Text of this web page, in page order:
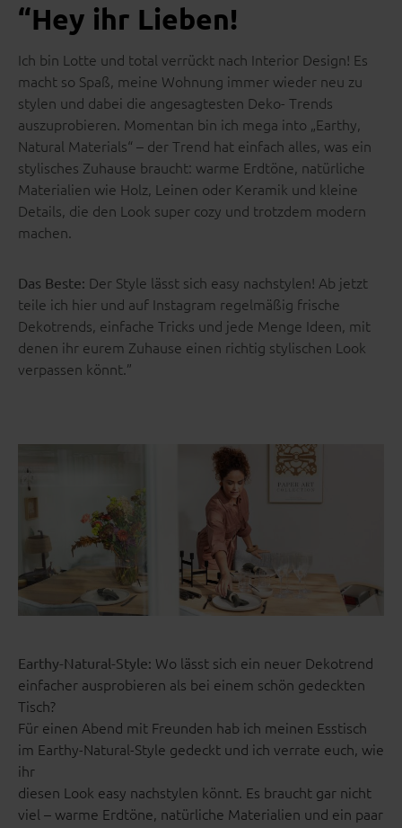
“Hey ihr Lieben!
Ich bin Lotte und total verrückt nach Interior Design! Es
macht so Spaß, meine Wohnung immer wieder neu zu
stylen und dabei die angesagtesten Deko- Trends
auszuprobieren. Momentan bin ich mega into „Earthy,
Natural Materials“ – der Trend hat einfach alles, was ein
stylisches Zuhause braucht: warme Erdtöne, natürliche
Materialien wie Holz, Leinen oder Keramik und kleine
Details, die den Look super cozy und trotzdem modern
machen.
Das Beste: Der Style lässt sich easy nachstylen! Ab jetzt
teile ich hier und auf Instagram regelmäßig frische
Dekotrends, einfache Tricks und jede Menge Ideen, mit
denen ihr eurem Zuhause einen richtig stylischen Look
verpassen könnt.”
Earthy-Natural-Style: Wo lässt sich ein neuer Dekotrend
einfacher ausprobieren als bei einem schön gedeckten
Tisch?
Für einen Abend mit Freunden hab ich meinen Esstisch
im Earthy-Natural-Style gedeckt und ich verrate euch, wie
ihr
diesen Look easy nachstylen könnt. Es braucht gar nicht
viel – warme Erdtöne, natürliche Materialien und ein paar